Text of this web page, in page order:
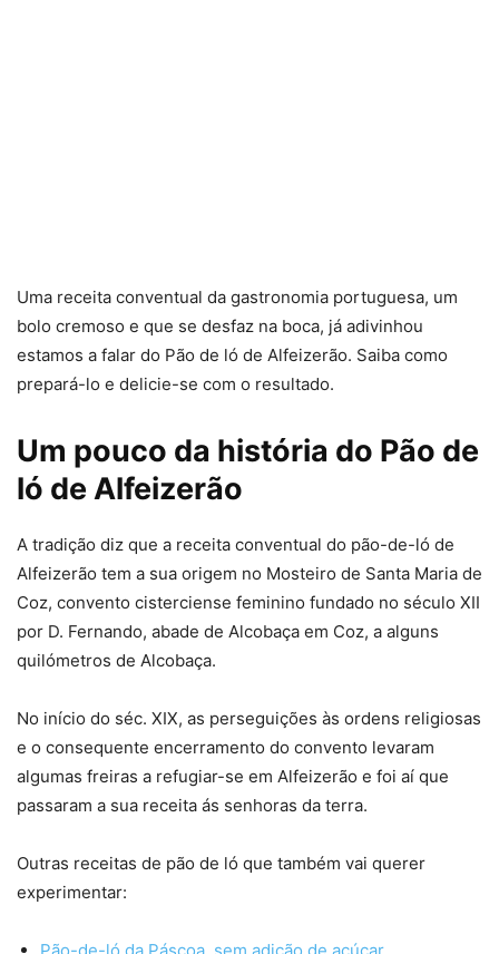
Uma receita conventual da gastronomia portuguesa, um
bolo cremoso e que se desfaz na boca, já adivinhou
estamos a falar do Pão de ló de Alfeizerão. Saiba como
prepará-lo e delicie-se com o resultado.
Um pouco da história do Pão de
ló de Alfeizerão
A tradição diz que a receita conventual do pão-de-ló de
Alfeizerão tem a sua origem no Mosteiro de Santa Maria de
Coz, convento cisterciense feminino fundado no século XII
por D. Fernando, abade de Alcobaça em Coz, a alguns
quilómetros de Alcobaça.
No início do séc. XIX, as perseguições às ordens religiosas
e o consequente encerramento do convento levaram
algumas freiras a refugiar-se em Alfeizerão e foi aí que
passaram a sua receita ás senhoras da terra.
Outras receitas de pão de ló que também vai querer
experimentar: